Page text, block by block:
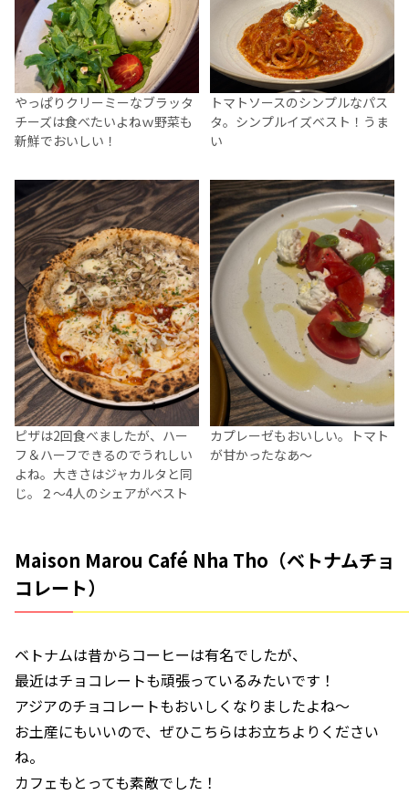
やっぱりクリーミーなブラッタ
チーズは食べたいよねｗ野菜も
新鮮でおいしい！
トマトソースのシンプルなパス
タ。シンプルイズベスト！うま
い
ピザは2回食べましたが、ハー
フ＆ハーフできるのでうれしい
よね。大きさはジャカルタと同
じ。２～4人のシェアがベスト
カプレーゼもおいしい。トマト
が甘かったなあ～
Maison Marou Café Nha Tho（ベトナムチョ
コレート）
ベトナムは昔からコーヒーは有名でしたが、
最近はチョコレートも頑張っているみたいです！
アジアのチョコレートもおいしくなりましたよね～
お土産にもいいので、ぜひこちらはお立ちよりください
ね。
カフェもとっても素敵でした！